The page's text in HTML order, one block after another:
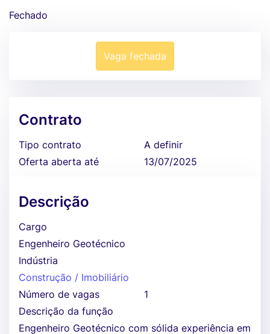
Fechado
Vaga fechada
Contrato
Tipo contrato
A definir
Oferta aberta até
13/07/2025
Descrição
Cargo
Engenheiro Geotécnico
Indústria
Construção / Imobiliário
Número de vagas
1
Descrição da função
Engenheiro Geotécnico com sólida experiência em